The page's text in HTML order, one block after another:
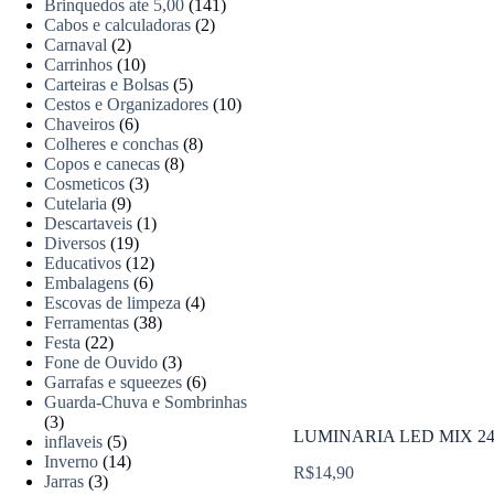
LUMINARIA LED MIX
R$14,90
Brinquedos ate 5,00 (141)
Cabos e calculadoras (2)
Carnaval (2)
Carrinhos (10)
Carteiras e Bolsas (5)
Cestos e Organizadores (10)
Chaveiros (6)
Colheres e conchas (8)
Copos e canecas (8)
Cosmeticos (3)
Cutelaria (9)
Descartaveis (1)
Diversos (19)
Educativos (12)
Embalagens (6)
Escovas de limpeza (4)
Ferramentas (38)
Festa (22)
Fone de Ouvido (3)
Garrafas e squeezes (6)
Guarda-Chuva e Sombrinhas
(3)
inflaveis (5)
Inverno (14)
Jarras (3)